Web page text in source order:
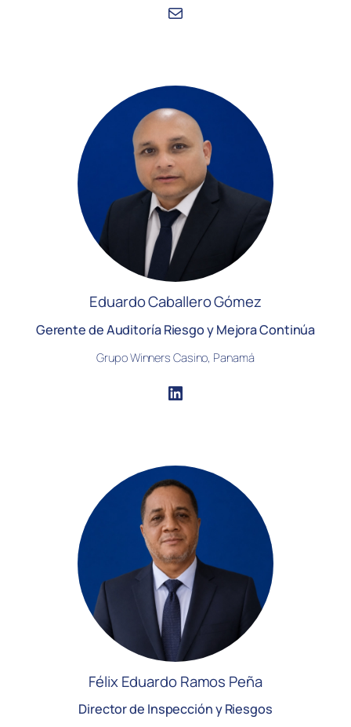
Correo electrónico
Eduardo Caballero Gómez
Gerente de Auditoría Riesgo y Mejora Continúa
Grupo Winners Casino, Panamá
LinkedIn
Félix Eduardo Ramos Peña
Director de Inspección y Riesgos